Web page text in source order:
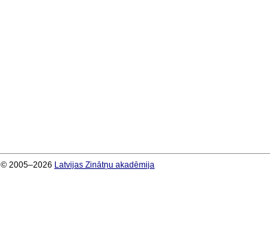
© 2005–2026 Latvijas Zinātņu akadēmija